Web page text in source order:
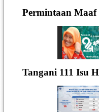
Permintaan
Tangani 111 Isu